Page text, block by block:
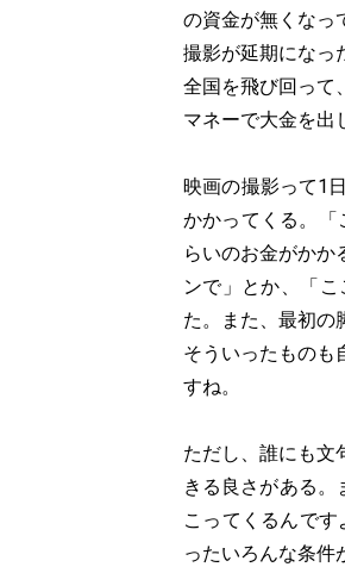
の資金が無くなっ
撮影が延期になっ
全国を飛び回って
マネーで大金を出
映画の撮影って1
かかってくる。「
らいのお金がかか
ンで」とか、「
た。また、最初の
そういったものも
すね。
ただし、誰にも文
きる良さがある
こってくるんで
ったいろんな条件